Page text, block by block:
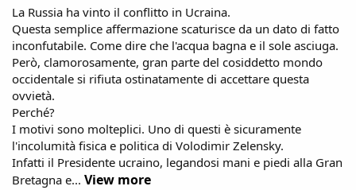
La Russia ha vinto il conflitto in Ucraina.
Questa semplice affermazione scaturisce da un dato di fatto
inconfutabile. Come dire che l'acqua bagna e il sole asciuga.
Però, clamorosamente, gran parte del cosiddetto mondo
occidentale si rifiuta ostinatamente di accettare questa
ovvietà.
Perché?
I motivi sono molteplici. Uno di questi è sicuramente
l'incolumità fisica e politica di Volodimir Zelensky.
Infatti il Presidente ucraino, legandosi mani e piedi alla Gran
Bretagna e... View more